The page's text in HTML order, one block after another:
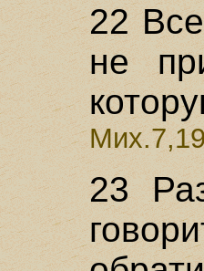
22
не
Мих.7,19
23